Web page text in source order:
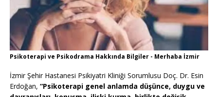
Psikoterapi ve Psikodrama Hakkında Bilgiler - Merhaba İzmir
İzmir Şehir Hastanesi Psikiyatri Kliniği Sorumlusu Doç. Dr. Esin
Erdoğan, “Psikoterapi genel anlamda düşünce, duygu ve